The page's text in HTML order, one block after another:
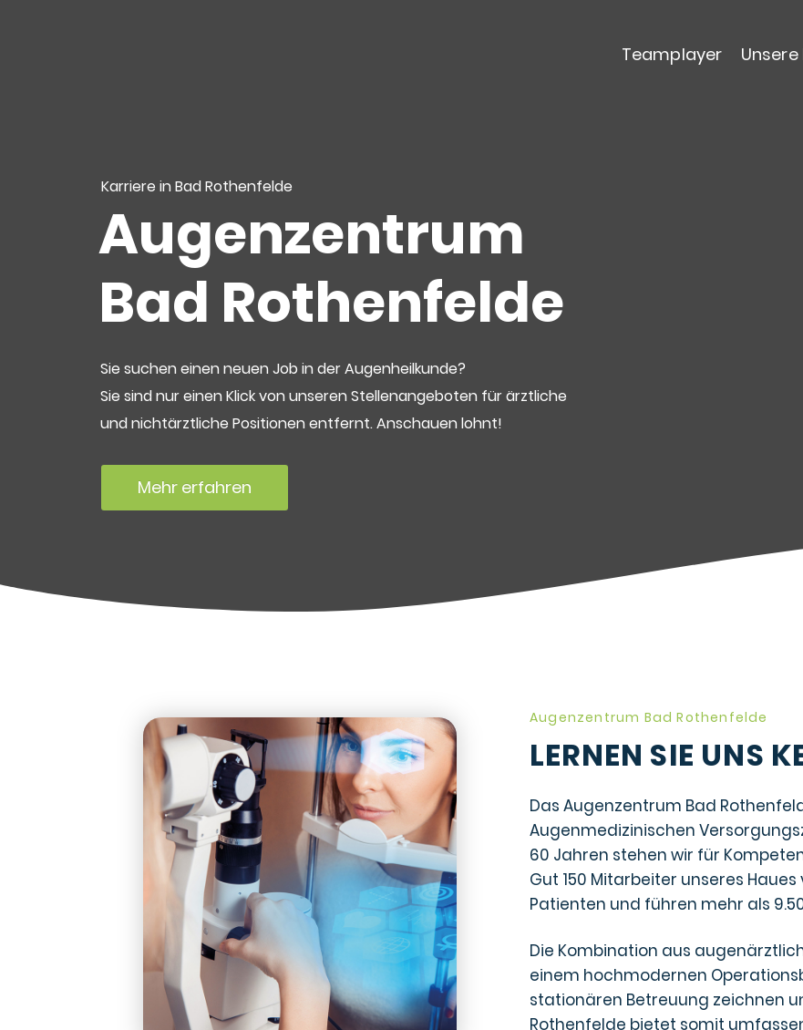
Teamplayer
Karriere in Bad Rothenfelde
Augenzentrum
Bad Rothenfelde
Sie suchen einen neuen Job in der Augenheilkunde?
Sie sind nur einen Klick von unseren Stellenangeboten für ärztliche
und nichtärztliche Positionen entfernt. Anschauen lohnt!
Mehr erfahren
Augenzentrum Bad Rothenfelde
LERNEN SIE UNS
Das Augenzentrum Bad
Augenmedizinischen
60 Jahren stehen wir für
Gut 150 Mitarbeiter unseres
Patienten und führen mehr als
Die Kombination aus
einem hochmodernen
stationären Betreuung zeichnen
Rothenfelde bietet somit